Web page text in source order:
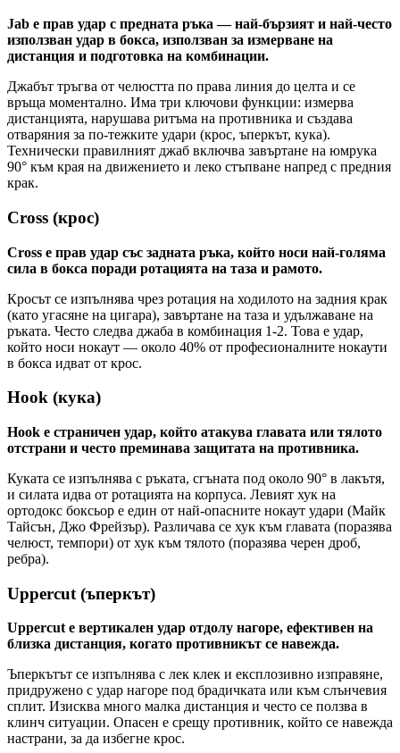
Jab е прав удар с предната ръка — най-бързият и най-често
използван удар в бокса, използван за измерване на
дистанция и подготовка на комбинации.
Джабът тръгва от челюстта по права линия до целта и се
връща моментално. Има три ключови функции: измерва
дистанцията, нарушава ритъма на противника и създава
отваряния за по-тежките удари (крос, ъперкът, кука).
Технически правилният джаб включва завъртане на юмрука
90° към края на движението и леко стъпване напред с предния
крак.
Cross (крос)
Cross е прав удар със задната ръка, който носи най-голяма
сила в бокса поради ротацията на таза и рамото.
Кросът се изпълнява чрез ротация на ходилото на задния крак
(като угасяне на цигара), завъртане на таза и удължаване на
ръката. Често следва джаба в комбинация 1-2. Това е удар,
който носи нокаут — около 40% от професионалните нокаути
в бокса идват от крос.
Hook (кука)
Hook е страничен удар, който атакува главата или тялото
отстрани и често преминава защитата на противника.
Куката се изпълнява с ръката, сгъната под около 90° в лакътя,
и силата идва от ротацията на корпуса. Левият хук на
ортодокс боксьор е един от най-опасните нокаут удари (Майк
Тайсън, Джо Фрейзър). Различава се хук към главата (поразява
челюст, темпори) от хук към тялото (поразява черен дроб,
ребра).
Uppercut (ъперкът)
Uppercut е вертикален удар отдолу нагоре, ефективен на
близка дистанция, когато противникът се навежда.
Ъперкътът се изпълнява с лек клек и експлозивно изправяне,
придружено с удар нагоре под брадичката или към слънчевия
сплит. Изисква много малка дистанция и често се ползва в
клинч ситуации. Опасен е срещу противник, който се навежда
настрани, за да избегне крос.